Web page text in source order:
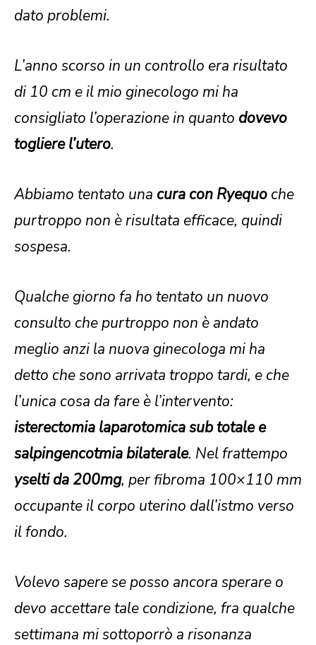
dato problemi.
L’anno scorso in un controllo era risultato
di 10 cm e il mio ginecologo mi ha
consigliato l’operazione in quanto dovevo
togliere l’utero.
Abbiamo tentato una cura con Ryequo che
purtroppo non è risultata efficace, quindi
sospesa.
Qualche giorno fa ho tentato un nuovo
consulto che purtroppo non è andato
meglio anzi la nuova ginecologa mi ha
detto che sono arrivata troppo tardi, e che
l’unica cosa da fare è l’intervento:
isterectomia laparotomica sub totale e
salpingencotmia bilaterale. Nel frattempo
yselti da 200mg, per fibroma 100×110 mm
occupante il corpo uterino dall’istmo verso
il fondo.
Volevo sapere se posso ancora sperare o
devo accettare tale condizione, fra qualche
settimana mi sottoporrò a risonanza